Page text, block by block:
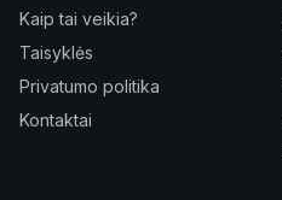
Kaip tai veikia?
Taisyklės
Privatumo politika
Kontaktai